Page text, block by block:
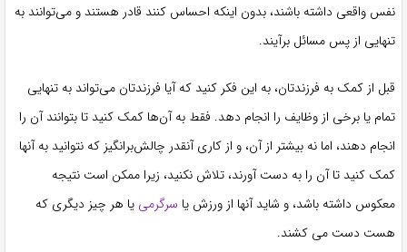
نفس واقعی داشته باشند، بدون اینکه احساس کنند قادر هستند و می‌توانند به
تنهایی از پس مسائل برآیند.
قبل از کمک به فرزندتان، به این فکر کنید که آیا فرزندتان می‌تواند به تنهایی
تمام یا برخی از وظایف را انجام دهد. فقط به آن‌ها کمک کنید تا بتوانند آن را
انجام دهند، اما نه بیشتر از آن، و از کاری آنقدر چالش‌برانگیز که نتوانید به آنها
کمک کنید تا آن را به دست آورند، تلاش نکنید، زیرا ممکن است نتیجه
معکوس داشته باشد، و شاید آنها از ورزش یا سرگرمی یا هر چیز دیگری که
هست دست می کشند.